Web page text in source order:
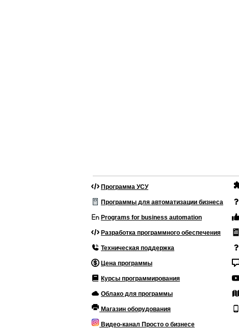
Программа УСУ
Программы для автоматизации бизнеса
Programs for business automation
Разработка программного обеспечения
Техническая поддержка
Цена программы
Курсы программирования
Облако для программы
Магазин оборудования
Видео-канал Просто о бизнесе